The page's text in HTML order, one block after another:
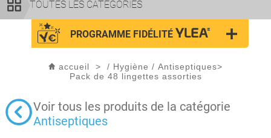
TOUTES LES CATÉGORIES
PROGRAMME FIDÉLITÉ
accueil > / Hygiène /Antiseptiques>
Pack de 48 lingettes assorties
Voir tous les produits de la catégorie
Antiseptiques